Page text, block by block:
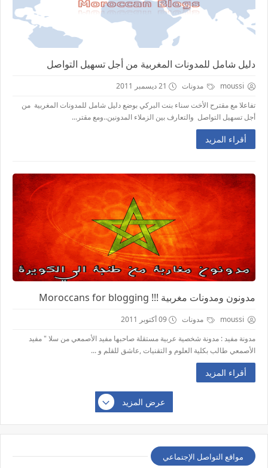
دليل شامل للمدونات المغربية من أجل تسهيل التواصل
moussi مدونات
21 ديسمبر 2011
تفاعلا مع مقترح الأخت سناء بنت البركي بوضع دليل شامل للمدونات المغربية من
أجل تسهيل التواصل والتعارف بين الزملاء المدونين..ومع مقتر...
أقراء المزيد
مدونون ومدونات مغربية !!! Moroccans for blogging
moussi مدونات
09 أكتوبر 2011
مدونة مفيد : مدونة شخصية عربية مستقلة صاحبها مفيد الأصمعي من سلا " مفيد
الأصمعي طالب بكلية العلوم و التقنيات ,عاشق للقلم و ...
أقراء المزيد
عرض المزيد
مواقع التواصل الإجتماعي